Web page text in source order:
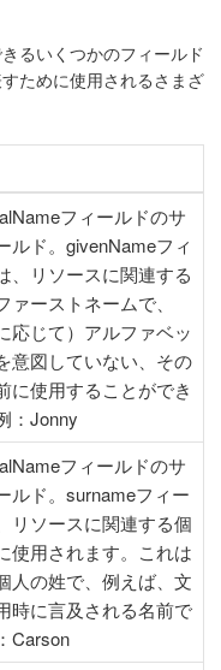
るいくつかのフィールド
ために使用されるさまざ
フィールドのサ
ルド。givenNameフィ
、リソースに関連する
ァーストネームで、
応じて）アルファベッ
意図していない、その
に使用することができ
：Jonny
フィールドのサ
ルド。surnameフィー
リソースに関連する個
使用されます。これは
人の姓で、例えば、文
時に言及される名前で
Carson